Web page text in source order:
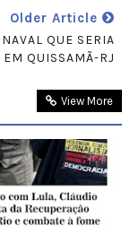
Older Article
QUE SERIA
QUISSAMÃ-RJ
View More